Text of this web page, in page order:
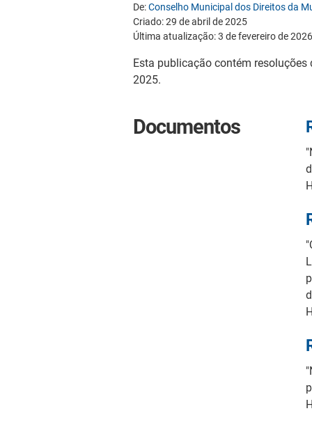
De:Conselho Municipal dos Direitos da
Criado: 29 de abril de 2025
Última atualização: 3 de fevereiro de 2026
Esta publicação contém
2025.
Documentos